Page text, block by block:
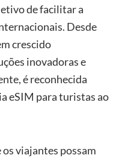
de facilitar a
Desde
crescido
inovadoras e
é reconhecida
eSIM para turistas ao
viajantes possam